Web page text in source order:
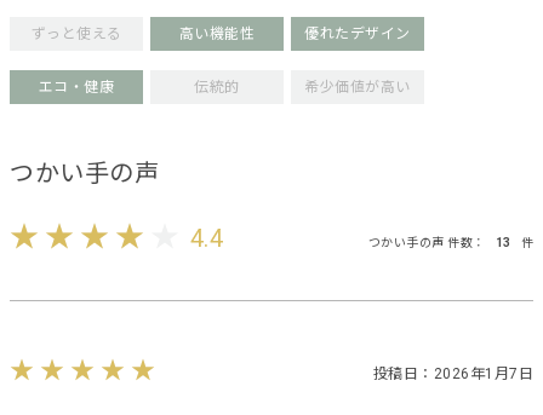
ずっと使える 高い機能性 優れたデザイン
エコ・健康 伝統的 希少価値が高い
つかい手の声
4.4 つかい手の声 件数： 13 件
投稿日：2026年1月7日